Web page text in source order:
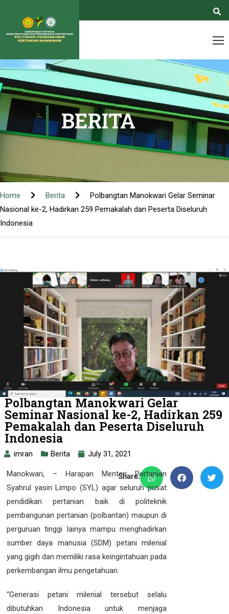
BERITA
Home Berita
Polbangtan Manokwari Gelar Seminar
Nasional ke-2, Hadirkan 259 Pemakalah dan Peserta Diseluruh
Indonesia
Polbangtan Manokwari Gelar
Seminar Nasional ke-2, Hadirkan 259
Pemakalah dan Peserta Diseluruh
Indonesia
imran Berita July 31, 2021
Share:
Manokwari, – Harapan Menteri Pertanian
Syahrul yasin Limpo (SYL) agar seluruh pusat
pendidikan pertanian baik di politeknik
pembangunan pertanian (polbantan) maupun di
perguruan tinggi lainya mampu menghadirkan
sumber daya manusia (SDM) petani milenial
yang gigih dan memiliki rasa keingintahuan pada
perkembangan ilmu pengetahuan.
“Generasi petani milenial tersebut selalu
dibutuhkan Indonesia untuk menjaga